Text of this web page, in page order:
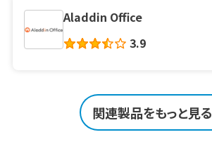
Aladdin Office
3.9
関連製品をもっと見る